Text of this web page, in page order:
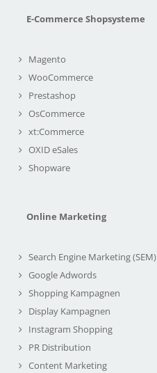
E-Commerce Shopsysteme
Magento
WooCommerce
Prestashop
OsCommerce
xt:Commerce
OXID eSales
Shopware
Online Marketing
Search Engine Marketing (SEM)
Google Adwords
Shopping Kampagnen
Display Kampagnen
Instagram Shopping
PR Distribution
Content Marketing